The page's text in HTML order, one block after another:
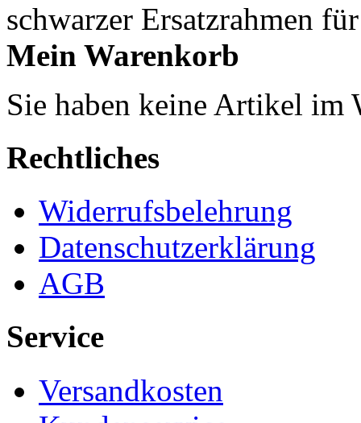
schwarzer Ersatzrahmen
Mein Warenkorb
Sie haben keine Artikel im
Rechtliches
Widerrufsbelehrung
Datenschutzerklärung
AGB
Service
Versandkosten